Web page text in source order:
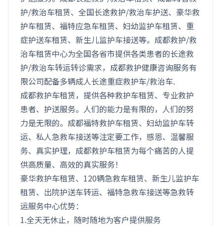
护/救治车租赁、全国长途救护/救治车护送、豪华救
护车租赁、福特应急车租赁、妇幼监护车租赁、重
症护送车租赁、新生儿监护车接送等。成都救护/救
治车租赁中心为全国各省市提供各类患者的长途救
护/救治车转运转诊需求，成都救护健康咨询服务有
限公司配备多辆成人长途重症救护车/救治车.
成都救护车租赁，提供各种救护车租赁、专业救护
患者、护送服务。人们的能力是有限的，人们的努
力是无限的。成都福特救护车租赁、妇幼监护车转
运、私人急救车接送等注定要工作，感恩、温馨服
务、真实护理，成都救护车租赁为每个痛苦的人提
供高质量、高效的真实服务！
豪华救护车租赁、120辆急救车租赁、新生儿监护车
租赁、出院护送车转运、福特急救车接送等急救转
运服务中心优势：
1.全天无休止，随时随地为客户提供服务